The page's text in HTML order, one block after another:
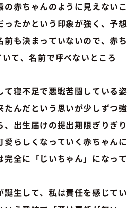
赤ちゃんのように見えないこ
たかという印象が強く、予想
も決まっていないので、赤ち
て、名前で呼べないところ
寝不足で悪戦苦闘している姿
んだという思いが少しずつ強
出生届けの提出期限ぎりぎり
らしくなっていく赤ちゃんに
全に「じいちゃん」になって
生して、私は責任を感じてい